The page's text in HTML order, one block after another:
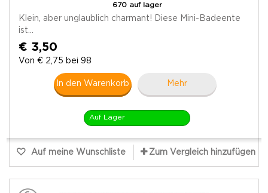
670 auf lager
Klein, aber unglaublich charmant! Diese Mini-Badeente
ist...
€ 3,50
Von € 2,75 bei 98
In den Warenkorb Mehr
Auf Lager
Auf meine Wunschliste Zum Vergleich hinzufügen